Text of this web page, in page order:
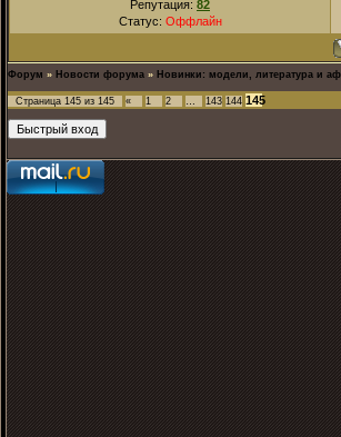
Репутация: 82
Статус: Оффлайн
Форум » Новости форума » Новинки: модели, литература и
Страница 145 из 145 « 1 2 … 143 144 145